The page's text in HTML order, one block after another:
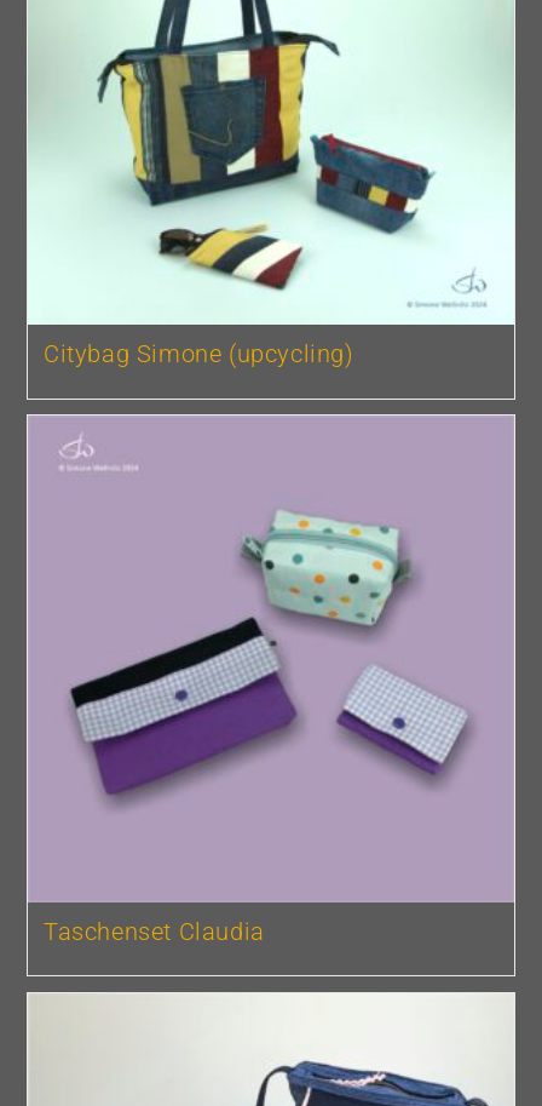
Citybag Simone (upcycling)
Taschenset Claudia